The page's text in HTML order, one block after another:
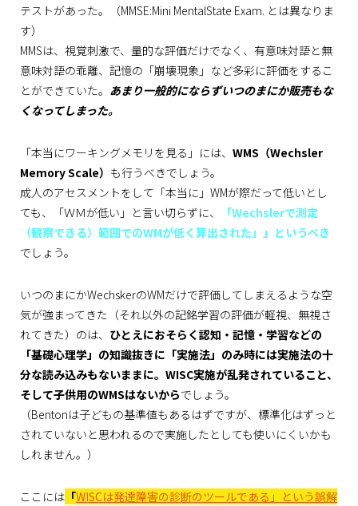
テストがあった。（MMSE:Mini MentalState Exam. とは異なりま
す）
MMSは、視覚刺激で、量的な評価だけでなく、有意味対語と無
意味対語の乖離、記憶の「崩壊現象」など多彩に評価をするこ
とができていた。 あまり一般的にならずいつのまにか販売もな
くなってしまった。
「本当にワーキングメモリを見る」には、 WMS（Wechsler
Memory Scale） も行うべきでしょう。
成人のアセスメントをして「本当に」WMが際だって低いとし
ても、「ＷＭが低い」と言い切らずに、
「Wechslerで測定
（観察できる）範囲でのWMが低く算出された」」というべき
でしょう。
いつのまにかWechskerのWMだけで評価してしまえるような空
気が強まってきた（それ以外の記銘学習の評価が軽視、無視さ
れてきた）のは、 ひとえにおそらく認知・記憶・学習などの
「基礎心理学」の知識抜きに「実施法」のみ時には実施法の十
分な読み込みもないままに。WISC実施が乱発されていること、
そして子供用のWMSはないからでしょう。
（Bentonは子どもの基準値もあるはずですが、標準化はずっと
されていないと思われるので実施したとしても使いにくいかも
しれません。）
ここには 「WISCは発達障害の診断のツールである」という誤解